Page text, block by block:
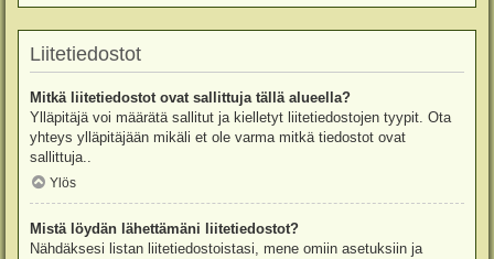
Liitetiedostot
Mitkä liitetiedostot ovat sallittuja tällä alueella?
Ylläpitäjä voi määrätä sallitut ja kielletyt liitetiedostojen tyypit. Ota
yhteys ylläpitäjään mikäli et ole varma mitkä tiedostot ovat
sallittuja..
Ylös
Mistä löydän lähettämäni liitetiedostot?
Nähdäksesi listan liitetiedostoistasi, mene omiin asetuksiin ja